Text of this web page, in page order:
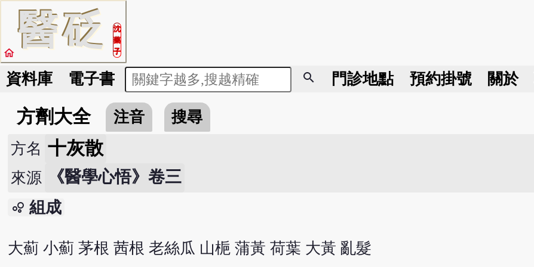
醫砭
沈
藥
子
home
資料庫 電子書 search 門診地點 預約掛號 關於
方劑大全 注音 搜尋
方名 十灰散
來源 《醫學心悟》卷三
bubble_chart 組成
大薊 小薊 茅根 茜根 老絲瓜 山梔 蒲黃 荷葉 大黃 亂髮